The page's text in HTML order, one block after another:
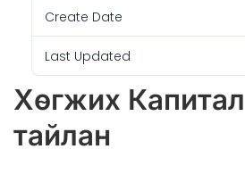
Create Date
Last Updated
Хөгжих
тайлан